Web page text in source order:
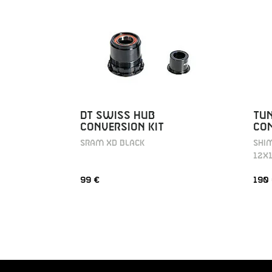
DT SWISS HUB
CONVERSION KIT
SRAM XD BLACK
99 € 190